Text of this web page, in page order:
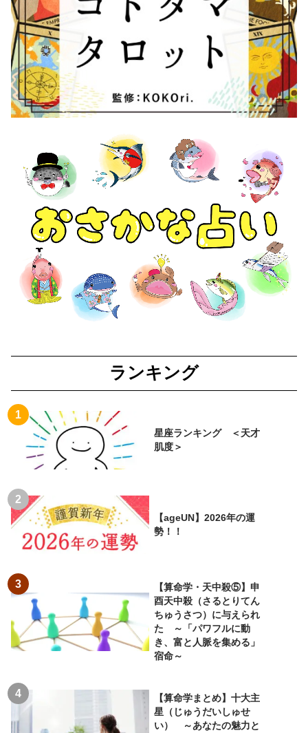
ランキング
星座ランキング ＜天才
肌度＞
【ageUN】2026年の運
勢！！
【算命学・天中殺⑤】申
酉天中殺（さるとりてん
ちゅうさつ）に与えられ
た ～「パワフルに動
き、富と人脈を集める」
宿命～
【算命学まとめ】十大主
星（じゅうだいしゅせ
い） ～あなたの魅力と